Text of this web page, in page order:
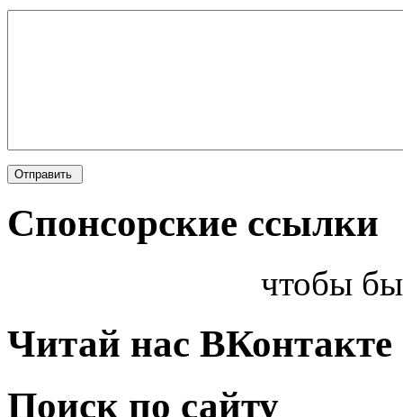
Спонсорские ссылки
чтобы
Читай нас ВКонтакте
Поиск по сайту